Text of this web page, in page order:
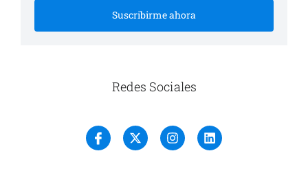
Suscribirme ahora
Redes Sociales